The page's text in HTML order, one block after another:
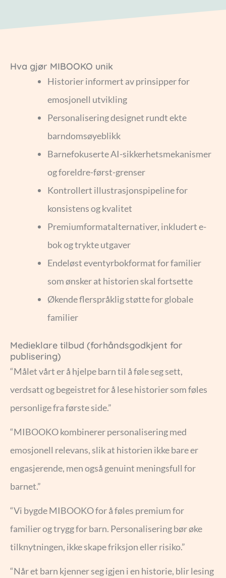
Hva gjør MIBOOKO unik
Historier informert av prinsipper for
emosjonell utvikling
Personalisering designet rundt ekte
barndomsøyeblikk
Barnefokuserte AI-sikkerhetsmekanismer
og foreldre-først-grenser
Kontrollert illustrasjonspipeline for
konsistens og kvalitet
Premiumformatalternativer, inkludert e-
bok og trykte utgaver
Endeløst eventyrbokformat for familier
som ønsker at historien skal fortsette
Økende flerspråklig støtte for globale
familier
Medieklare tilbud (forhåndsgodkjent for
publisering)
“Målet vårt er å hjelpe barn til å føle seg sett,
verdsatt og begeistret for å lese historier som føles
personlige fra første side.”
“MIBOOKO kombinerer personalisering med
emosjonell relevans, slik at historien ikke bare er
engasjerende, men også genuint meningsfull for
barnet.”
“Vi bygde MIBOOKO for å føles premium for
familier og trygg for barn. Personalisering bør øke
tilknytningen, ikke skape friksjon eller risiko.”
“Når et barn kjenner seg igjen i en historie, blir lesing